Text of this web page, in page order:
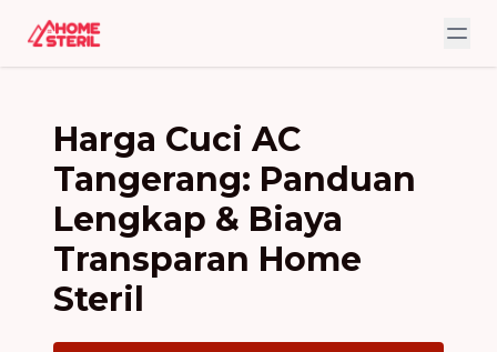
Harga Cuci AC
Tangerang: Panduan
Lengkap & Biaya
Transparan Home
Steril